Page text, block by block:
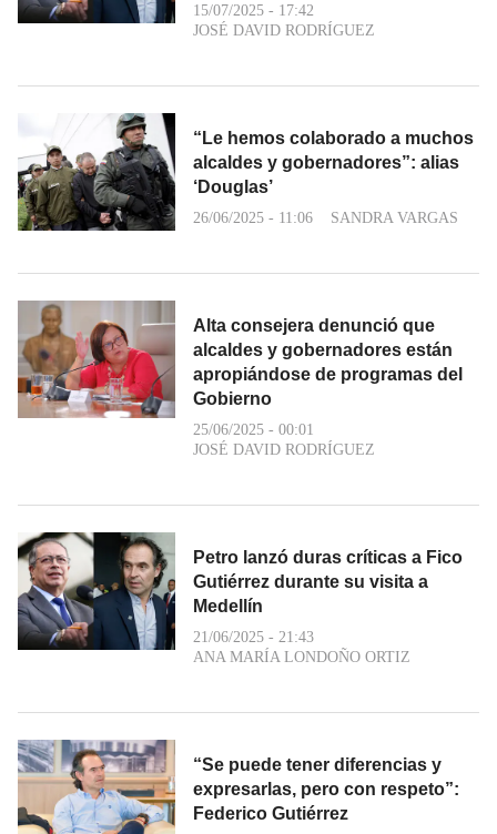
15/07/2025 - 17:42
JOSÉ DAVID RODRÍGUEZ
“Le hemos colaborado a muchos
alcaldes y gobernadores”: alias
‘Douglas’
26/06/2025 - 11:06 SANDRA VARGAS
Alta consejera denunció que
alcaldes y gobernadores están
apropiándose de programas del
Gobierno
25/06/2025 - 00:01
JOSÉ DAVID RODRÍGUEZ
Petro lanzó duras críticas a Fico
Gutiérrez durante su visita a
Medellín
21/06/2025 - 21:43
ANA MARÍA LONDOÑO ORTIZ
“Se puede tener diferencias y
expresarlas, pero con respeto”:
Federico Gutiérrez